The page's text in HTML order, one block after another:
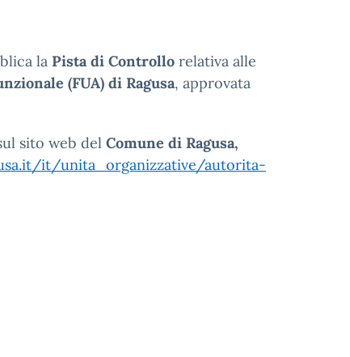
la Pista di Controllo relativa alle
(FUA) di Ragusa, approvata
sito web del Comune di Ragusa,
it/unita_organizzative/autorita-